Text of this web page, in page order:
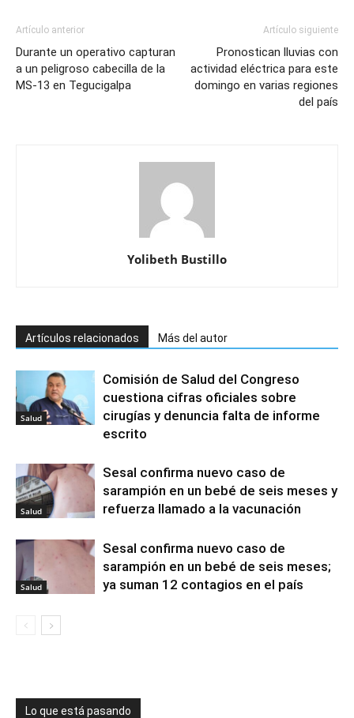
Artículo anterior
Durante un operativo capturan
a un peligroso cabecilla de la
MS-13 en Tegucigalpa
Artículo siguiente
Pronostican lluvias con
actividad eléctrica para este
domingo en varias regiones
del país
Yolibeth Bustillo
Artículos relacionados Más del autor
Salud
Comisión de Salud del Congreso
cuestiona cifras oficiales sobre
cirugías y denuncia falta de informe
escrito
Salud
Sesal confirma nuevo caso de
sarampión en un bebé de seis meses y
refuerza llamado a la vacunación
Salud
Sesal confirma nuevo caso de
sarampión en un bebé de seis meses;
ya suman 12 contagios en el país
Lo que está pasando